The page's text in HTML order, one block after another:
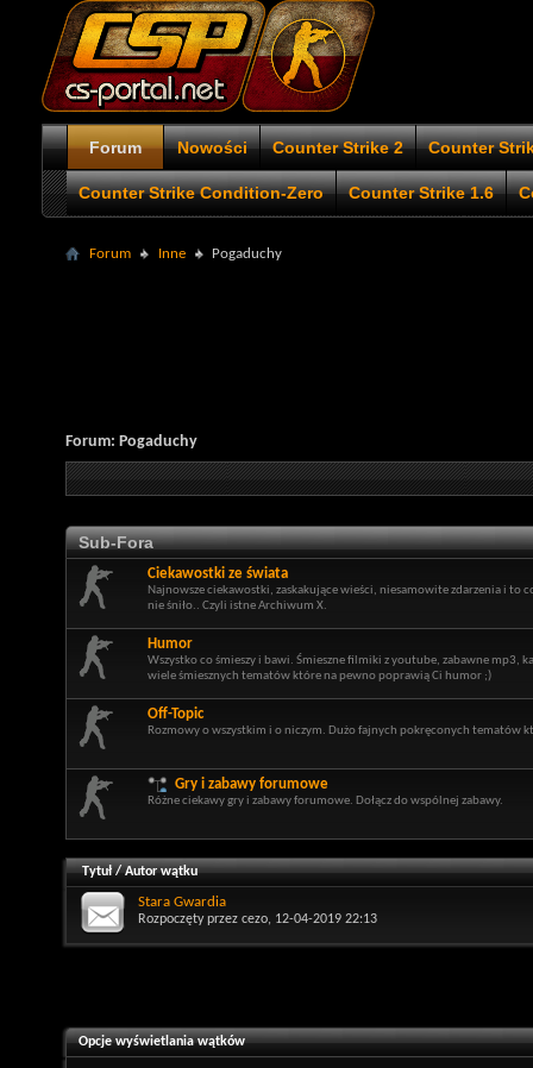
Forum Nowości Counter Strike 2 Counter
Counter Strike Condition-Zero Counter Strike 1.6
Forum Inne Pogaduchy
Forum: Pogaduchy
Sub-Fora
Ciekawostki ze świata
Najnowsze ciekawostki, zaskakujące wieści, niesamowite zdarzenia i to
nie śniło.. Czyli istne Archiwum X.
Humor
Wszystko co śmieszy i bawi. Śmieszne filmiki z youtube, zabawne mp3,
wiele śmiesznych tematów które na pewno poprawią Ci humor ;)
Off-Topic
Rozmowy o wszystkim i o niczym. Dużo fajnych pokręconych tematów
Gry i zabawy forumowe
Różne ciekawy gry i zabawy forumowe. Dołącz do wspólnej zabawy.
Tytuł/Autor wątku
Stara Gwardia
Rozpoczęty przez cezo, 12-04-2019 22:13
Opcje wyświetlania wątków